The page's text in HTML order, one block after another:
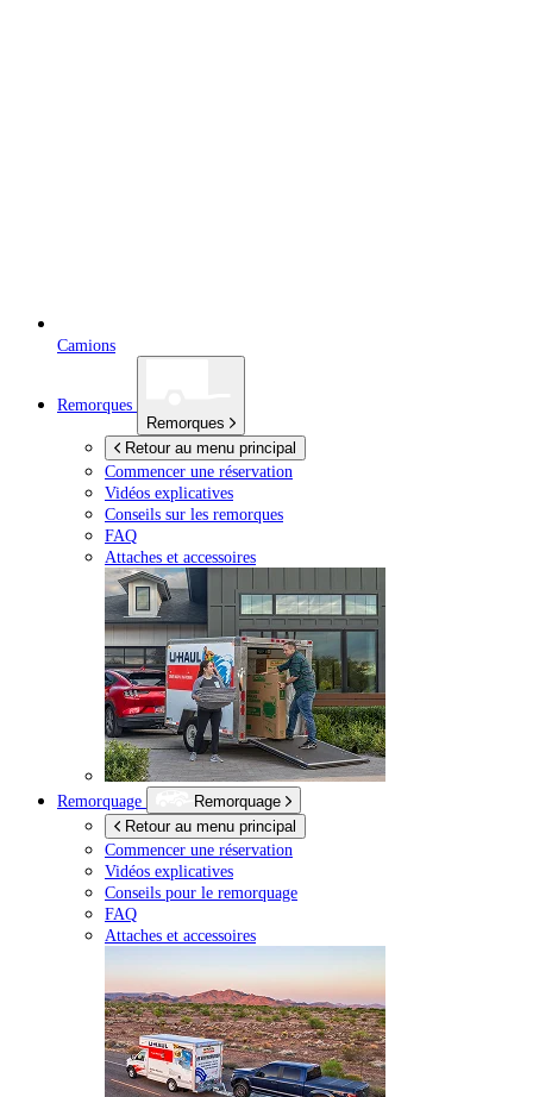
Camions
Remorques
Remorques
Retour au menu principal
Commencer une réservation
Vidéos explicatives
Conseils sur les remorques
FAQ
Attaches et accessoires
Remorquage
Remorquage
Retour au menu principal
Commencer une réservation
Vidéos explicatives
Conseils pour le remorquage
FAQ
Attaches et accessoires